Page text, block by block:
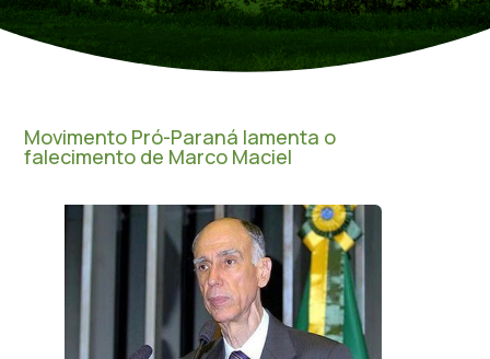
Movimento Pró-Paraná lamenta o
falecimento de Marco Maciel